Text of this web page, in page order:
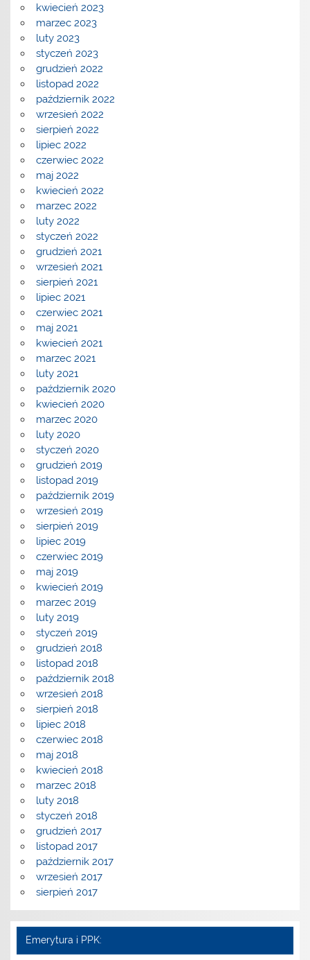
kwiecień 2023
marzec 2023
luty 2023
styczeń 2023
grudzień 2022
listopad 2022
październik 2022
wrzesień 2022
sierpień 2022
lipiec 2022
czerwiec 2022
maj 2022
kwiecień 2022
marzec 2022
luty 2022
styczeń 2022
grudzień 2021
wrzesień 2021
sierpień 2021
lipiec 2021
czerwiec 2021
maj 2021
kwiecień 2021
marzec 2021
luty 2021
październik 2020
kwiecień 2020
marzec 2020
luty 2020
styczeń 2020
grudzień 2019
listopad 2019
październik 2019
wrzesień 2019
sierpień 2019
lipiec 2019
czerwiec 2019
maj 2019
kwiecień 2019
marzec 2019
luty 2019
styczeń 2019
grudzień 2018
listopad 2018
październik 2018
wrzesień 2018
sierpień 2018
lipiec 2018
czerwiec 2018
maj 2018
kwiecień 2018
marzec 2018
luty 2018
styczeń 2018
grudzień 2017
listopad 2017
październik 2017
wrzesień 2017
sierpień 2017
Emerytura i PPK: